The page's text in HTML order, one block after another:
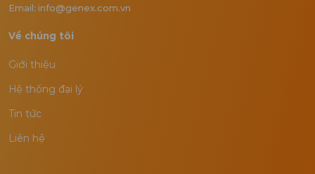
Email: info@genex.com.vn
Về chúng tôi
Giới thiệu
Hệ thống đại lý
Tin tức
Liên hệ